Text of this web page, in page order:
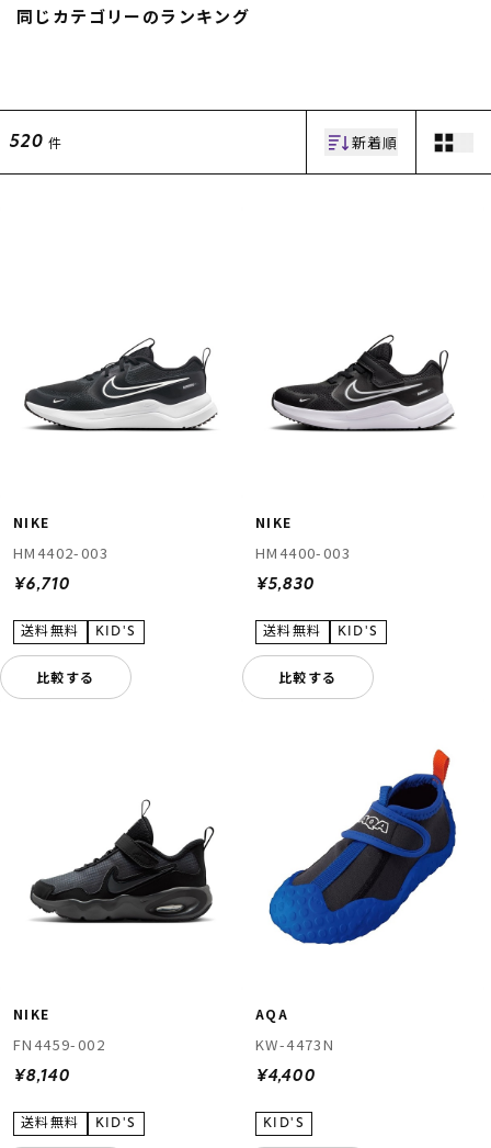
覧
ムラサキスポーツ 公式アプリ
ポイント・クーポンもこのアプリで！
同じカテゴリーのランキング
520 件 新着順
NIKE
HM4402-003
¥6,710
比較する
NIKE
HM4400-003
¥5,830
比較する
NIKE
FN4459-002
¥8,140
AQA
KW-4473N
¥4,400